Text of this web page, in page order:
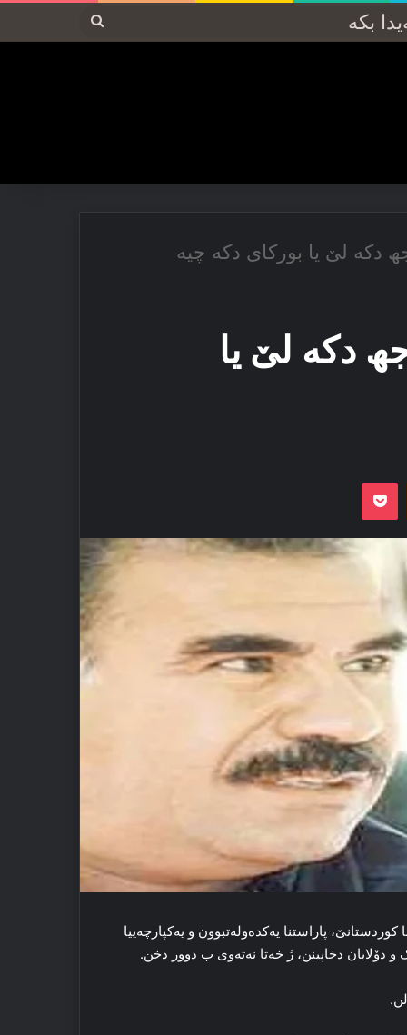
پەیدا
دکه‌ لێ یا بورکای دکه‌ چیه‌
دکه‌ لێ یا
Odnoklassniki
Pocket
پاراستنا یه‌کده‌وله‌تبوون و یه‌کپارچەییا
دۆلابان دخاپینن، ژ خه‌تا نه‌ته‌وی ب دوور دخن.